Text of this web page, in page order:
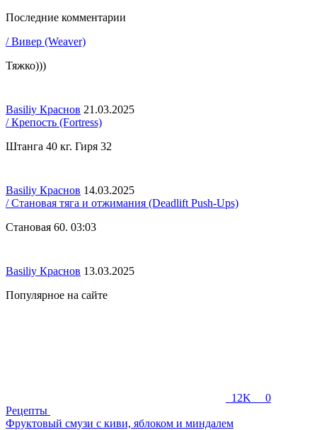
Последние комментарии
/ Вивер (Weaver)
Тяжко)))
Basiliy Краснов 21.03.2025
/ Крепость (Fortress)
Штанга 40 кг. Гиря 32
Basiliy Краснов 14.03.2025
/ Становая тяга и отжимания (Deadlift Push-Ups)
Становая 60. 03:03
Basiliy Краснов 13.03.2025
Популярное на сайте
12K
0
Рецепты
Фруктовый смузи с киви, яблоком и миндалем